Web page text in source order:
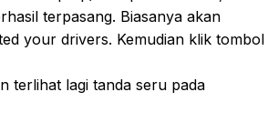
terpasang. Biasanya akan
your drivers. Kemudian klik tombol
terlihat lagi tanda seru pada